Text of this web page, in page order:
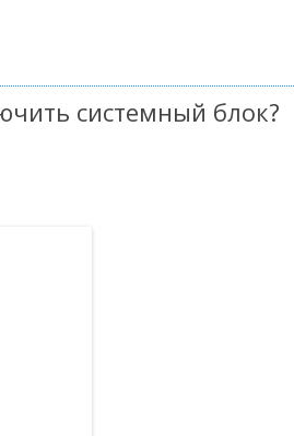
системный блок?